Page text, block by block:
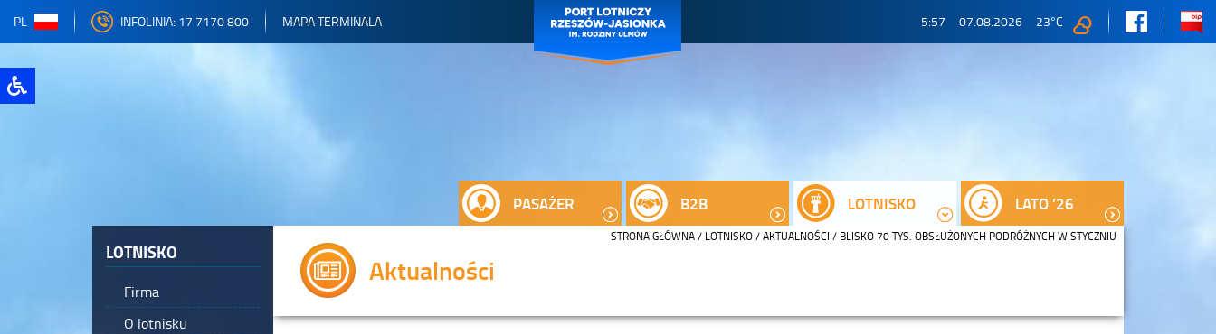
PL INFOLINIA: 17 7170 800 MAPA TERMINALA 5:57 07.08.2026 23°C
LATO ’26
LOTNISKO
B2B
PASAŻER
LOTNISKO
Firma
O lotnisku
STRONA GŁÓWNA/ LOTNISKO/AKTUALNOŚCI / BLISKO 70 TYS. OBSŁUŻONYCH PODRÓŻNYCH W STYCZNIU
Aktualności